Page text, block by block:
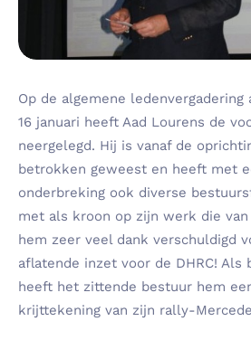
Op de algemene ledenvergadering
16 januari heeft Aad Lourens de
neergelegd. Hij is vanaf de
betrokken geweest en heeft met
onderbreking ook diverse
met als kroon op zijn werk die
hem zeer veel dank verschuldigd
aflatende inzet voor de DHRC! Als
heeft het zittende bestuur hem
krijttekening van zijn rally-